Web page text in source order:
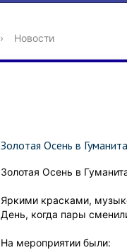
› Новости
Золотая Осень в
Золотая Осень в
Яркими красками,
День, когда пары
На мероприятии были: